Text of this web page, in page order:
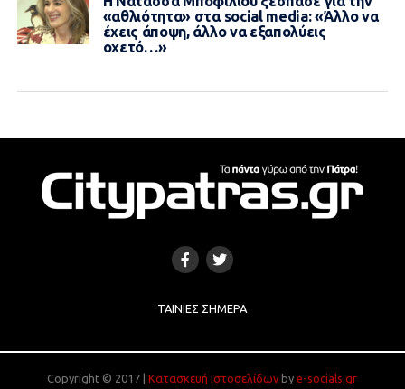
«αθλιότητα» στα social media: «Άλλο να
έχεις άποψη, άλλο να εξαπολύεις
οχετό…»
ΤΑΙΝΊΕΣ ΣΉΜΕΡΑ
Copyright © 2017 |Κατασκευή Ιστοσελίδων bye-socials.gr